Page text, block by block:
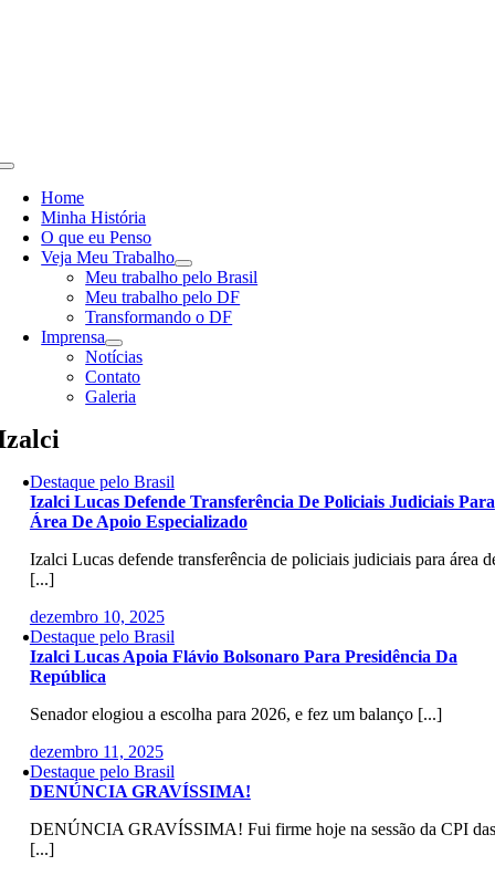
Toggle
NavigationHome
Minha História
O que eu Penso
Veja Meu Trabalho
Meu trabalho pelo Brasil
Meu trabalho pelo DF
Transformando o DF
Imprensa
Notícias
Contato
Galeria
Destaque pelo Brasil
Izalci Lucas Defende Transferência De Policiais Judiciais Para
Área De Apoio Especializado
Izalci Lucas defende transferência de policiais judiciais para área
[...]
dezembro 10, 2025
Destaque pelo Brasil
Izalci Lucas Apoia Flávio Bolsonaro Para Presidência Da
República
Senador elogiou a escolha para 2026, e fez um balanço [...]
dezembro 11, 2025
Destaque pelo Brasil
DENÚNCIA GRAVÍSSIMA!
DENÚNCIA GRAVÍSSIMA! Fui firme hoje na sessão da CPI das
[...]